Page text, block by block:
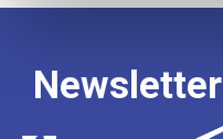
Newsletter